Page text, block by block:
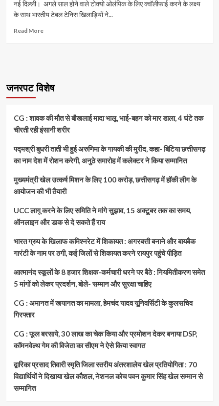
नई दिल्ली। अगले साल होने वाले टोक्यो ओलंपिक के लिए क्वॉलीफाई करने के लक्ष्य
के साथ भारतीय टेबल टेनिस खिलाड़ियों ने...
Read MoreRead
टेनिस
राष्ट्रीय
जल्द
जुड़ेंगे
ये
जनरपट विशेष
CG : शावक की मौत से बौखलाई मादा भालू, भाई-बहन को मार डाला, 4 घंटे तक
चीरती रही इंसानी शरीर
पद्मश्री बुधरी ताती भी हुई अरुणिमा के गायकी की मुरीद, कहा- बिटिया छत्तीसगढ़
का नाम देश में रोशन करेगी, अनुठे समारोह में कलेक्टर ने किया सम्मानित
मुख्यमंत्री खेल उत्कर्ष मिशन के लिए 100 करोड़, छत्तीसगढ़ में हॉकी लीग के
आयोजन की भी तैयारी
UCC लागू करने के लिए समिति ने मांगे सुझाव, 15 अक्टूबर तक का समय,
ऑनलाइन और डाक से दे सकते हैं राय
भारत ग्रुप के खिलाफ कमिश्नरेट में शिकायत : अगरबत्ती बनाने और बायबैक
गारंटी के नाम पर ठगी, कई जिलों से शिकायत करने रायपुर पहुंचे पीड़ित
आत्मानंद स्कूलों के 8 हजार शिक्षक-कर्मचारी धरने पर बैठे : नियमितीकरण समेत
5 मांगों को लेकर प्रदर्शन, बोले- सम्मान और सुरक्षा चाहिए
CG : अमानत में खयानत का मामला, हेमचंद यादव यूनिवर्सिटी के कुलसचिव
गिरफ्तार
CG : फूल बरसाये, 30 लाख का चेक किया और प्रमोशन देकर बनाया DSP,
कॉमनवेल्थ गेम की विजेता का सीएम ने ऐसे किया स्वागत
द्वारिका प्रसाद तिवारी स्मृति जिला स्तरीय अंतरशालेय खेल प्रतियोगिता : 70
विद्यार्थियों ने दिखाया खेल कौशल, नेशनल कोच पवन कुमार सिंह खेल सम्मान से
सम्मानित